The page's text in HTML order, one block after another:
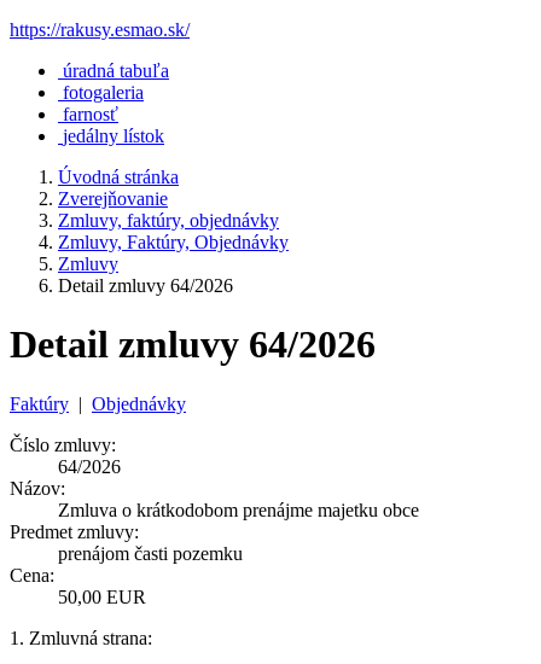
https://rakusy.esmao.sk/
úradná tabuľa
fotogaleria
farnosť
jedálny lístok
Úvodná stránka
Zverejňovanie
Zmluvy, faktúry, objednávky
Zmluvy, Faktúry, Objednávky
Zmluvy
Detail zmluvy 64/2026
Detail zmluvy 64/2026
Faktúry | Objednávky
Číslo zmluvy:
64/2026
Názov:
Zmluva o krátkodobom prenájme majetku obce
Predmet zmluvy:
prenájom časti pozemku
Cena:
50,00 EUR
1. Zmluvná strana: